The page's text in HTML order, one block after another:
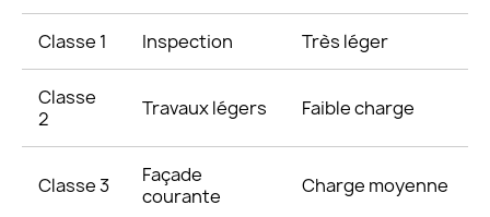
Classe 1 Inspection Très léger
Classe
2
Travaux légers Faible charge
Classe 3
Façade
courante
Charge moyenne